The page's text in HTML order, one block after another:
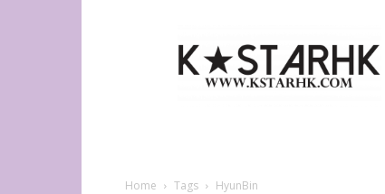
Star
HK
Home Tags HyunBin